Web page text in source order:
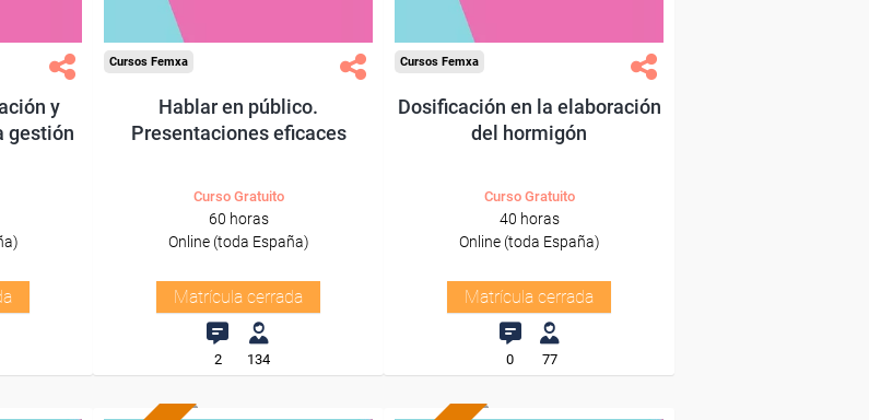
y
gestión
Cursos Femxa
Hablar en público.
Presentaciones eficaces
Curso Gratuito
60 horas
Online (toda España)
Matrícula cerrada
2 134
Cursos Femxa
Dosificación en la elaboración
del hormigón
Curso Gratuito
40 horas
Online (toda España)
Matrícula cerrada
0 77